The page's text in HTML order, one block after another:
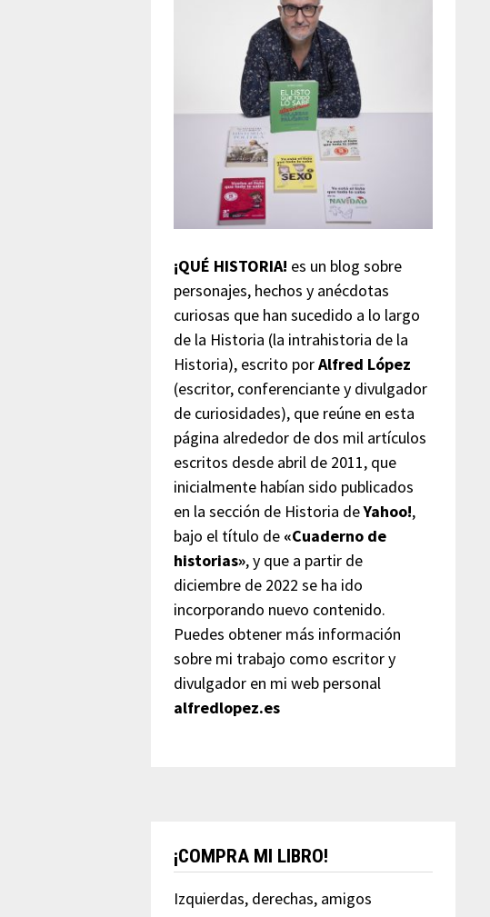
¡QUÉ HISTORIA! es un blog sobre
personajes, hechos y anécdotas
curiosas que han sucedido a lo largo
de la Historia (la intrahistoria de la
Historia), escrito porAlfred López
(escritor, conferenciante y divulgador
de curiosidades), que reúne en esta
página alrededor de dos mil artículos
escritos desde abril de 2011, que
inicialmente habían sido publicados
en la sección de Historia deYahoo!,
bajo el título de «Cuaderno de
historias», y que a partir de
diciembre de 2022 se ha ido
incorporando nuevo contenido.
Puedes obtener más información
sobre mi trabajo como escritor y
divulgador en mi web personal
alfredlopez.es
¡COMPRA MI LIBRO!
Izquierdas, derechas, amigos